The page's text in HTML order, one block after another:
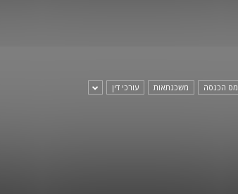
מס הכנסה משכנתאות עורכי דין